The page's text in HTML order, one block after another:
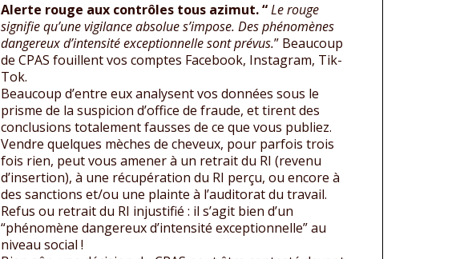
Alerte rouge aux contrôles tous azimut. “Le rouge
signifie qu’une vigilance absolue s’impose. Des phénomènes
dangereux d’intensité exceptionnelle sont prévus.” Beaucoup
de CPAS fouillent vos comptes Facebook, Instagram, Tik-
Tok.
Beaucoup d’entre eux analysent vos données sous le
prisme de la suspicion d’office de fraude, et tirent des
conclusions totalement fausses de ce que vous publiez.
Vendre quelques mèches de cheveux, pour parfois trois
fois rien, peut vous amener à un retrait du RI (revenu
d’insertion), à une récupération du RI perçu, ou encore à
des sanctions et/ou une plainte à l’auditorat du travail.
Refus ou retrait du RI injustifié : il s’agit bien d’un
“phénomène dangereux d’intensité exceptionnelle” au
niveau social !